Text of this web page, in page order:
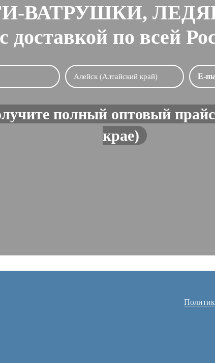
ВАТРУШКИ,
с доставкой по всей
полный оптовый
крае)